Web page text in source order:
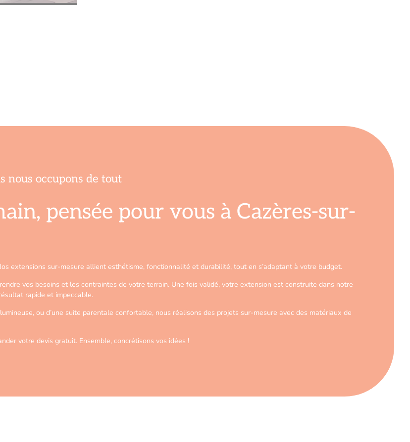
nous occupons de tout
pensée pour vous à Cazères-sur-
extensions sur-mesure allient esthétisme, fonctionnalité et durabilité, tout en s’adaptant à votre budget.
vos besoins et les contraintes de votre terrain. Une fois validé, votre extension est construite dans notre
rapide et impeccable.
ou d’une suite parentale confortable, nous réalisons des projets sur-mesure avec des matériaux de
votre devis gratuit. Ensemble, concrétisons vos idées !